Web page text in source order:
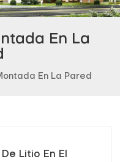
En La
En La Pared
Litio En El